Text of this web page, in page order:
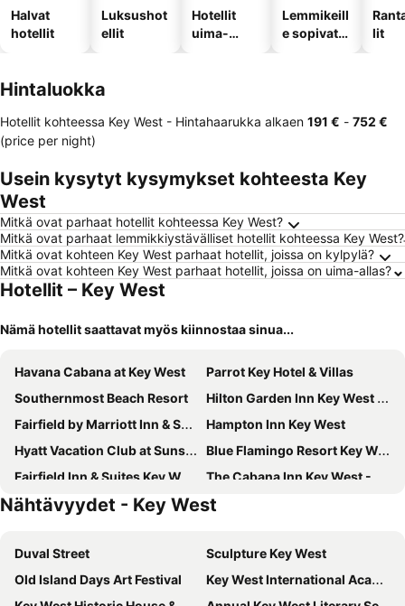
Halvat
hotellit
Luksushot
ellit
Hotellit
uima-
Lemmikeill
e sopivat
lit
Hintaluokka
Hotellit kohteessa Key West - Hintahaarukka alkaen ‎191 € - ‎752 €
(price per night)
Usein kysytyt kysymykset kohteesta Key
West
Mitkä ovat parhaat hotellit kohteessa Key West?
Mitkä ovat parhaat lemmikkiystävälliset hotellit kohteessa Key West?
Mitkä ovat kohteen Key West parhaat hotellit, joissa on kylpylä?
Mitkä ovat kohteen Key West parhaat hotellit, joissa on uima-allas?
Hotellit – Key West
Nämä hotellit saattavat myös kiinnostaa sinua...
Havana Cabana at Key West
Parrot Key Hotel & Villas
Southernmost Beach Resort
Hilton Garden Inn Key West / The Keys Collection
Fairfield by Marriott Inn & Suites Key West at The Keys Collection
Hampton Inn Key West
Hyatt Vacation Club at Sunset Harbor - Key West
Blue Flamingo Resort Key West
Fairfield Inn & Suites Key West
The Cabana Inn Key West - Adult Exclusive
Heron House Court
The Laureate Key West
Courtyard by Marriott Key West Waterfront
Colors on White
Southernmost Inn Adult Exclusive
Silver Palms Inn
Nähtävyydet - Key West
Duval Street
Sculpture Key West
Old Island Days Art Festival
Key West International Academic Conference